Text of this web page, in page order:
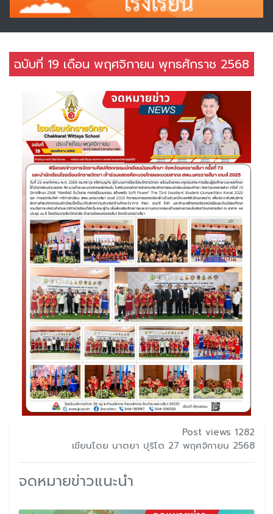
ฉบับที่ 19 เดือน พฤศจิกายน พุทธศักราช 2568
Post views 1282
เขียนโดย นาตยา ปุริโต 27 พฤศจิกายน 2568
จดหมายข่าวแนะนำ